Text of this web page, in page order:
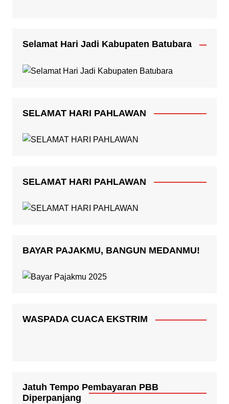
Selamat Hari Jadi Kabupaten Batubara
SELAMAT HARI PAHLAWAN
SELAMAT HARI PAHLAWAN
BAYAR PAJAKMU, BANGUN MEDANMU!
WASPADA CUACA EKSTRIM
Jatuh Tempo Pembayaran PBB
Diperpanjang